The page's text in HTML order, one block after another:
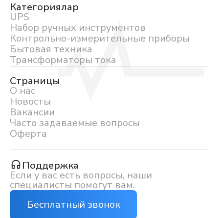
Категориялар
UPS
Набор ручных инструментов
Контрольно-измерительные приборы
Бытовая техника
Трансформаторы тока
Страницы
О нас
Новосты
Вакансии
Часто задаваемые вопросы
Оферта
Поддержка
Если у вас есть вопросы, наши
специалисты помогут вам.
Бесплатный звонок